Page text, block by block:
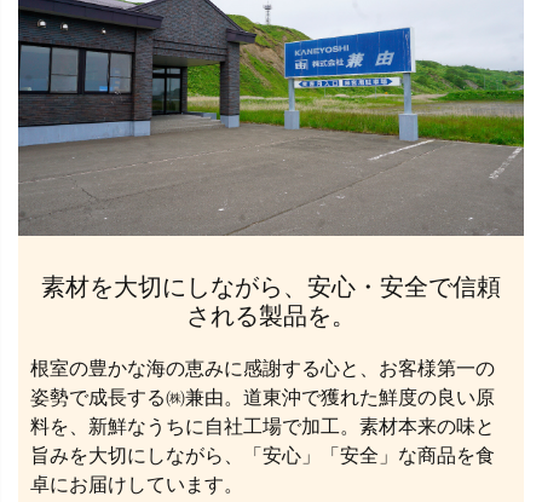
素材を大切にしながら、安心・安全で信頼
される製品を。
根室の豊かな海の恵みに感謝する心と、お客様第一の
姿勢で成長する㈱兼由。道東沖で獲れた鮮度の良い原
料を、新鮮なうちに自社工場で加工。素材本来の味と
旨みを大切にしながら、「安心」「安全」な商品を食
卓にお届けしています。